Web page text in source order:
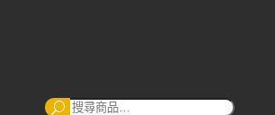
搜